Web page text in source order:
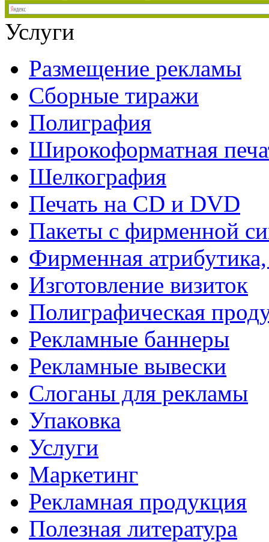
Услуги
Размещение рекламы
Сборные тиражи
Полиграфия
Широкоформатная
Шелкография
Печать на СD и DVD
Пакеты с фирменной
Фирменная
Изготовление визиток
Полиграфическая
Рекламные баннеры
Рекламные вывески
Слоганы для рекламы
Упаковка
Услуги
Маркетинг
Рекламная продукция
Полезная литература